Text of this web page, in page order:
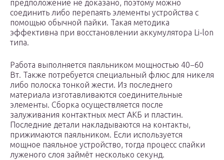
предположение не доказано, поэтому можно
соединить либо перепаять элементы устройства с
помощью обычной пайки. Такая методика
эффективна при восстановлении аккумулятора Li-lon
типа.
Работа выполняется паяльником мощностью 40−60
Вт. Также потребуется специальный флюс для никеля
либо полоска тонкой жести. Из последнего
материала изготавливаются соединительные
элементы. Сборка осуществляется после
залуживания контактных мест АКБ и пластин.
Последние детали накладываются на контакты,
прижимаются паяльником. Если используется
мощное паяльное устройство, тогда процесс спайки
луженого слоя займёт несколько секунд.